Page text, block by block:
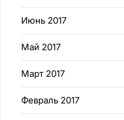
Июнь 2017
Май 2017
Март 2017
Февраль 2017